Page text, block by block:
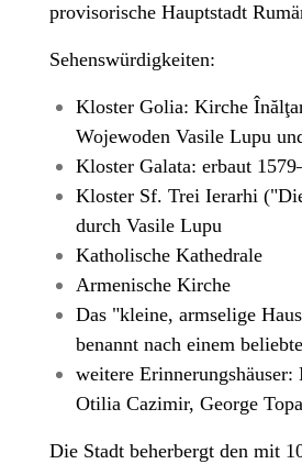
provisorische Hauptstadt
Sehenswürdigkeiten:
Kloster Golia: Kirche
Wojewoden Vasile Lupu
Kloster Galata: erbaut
Kloster Sf. Trei Ierarhi
durch Vasile Lupu
Katholische Kathedrale
Armenische Kirche
Das "kleine, armselige
benannt nach einem
weitere Erinnerungshäuser:
Otilia Cazimir, George
Die Stadt beherbergt den mit